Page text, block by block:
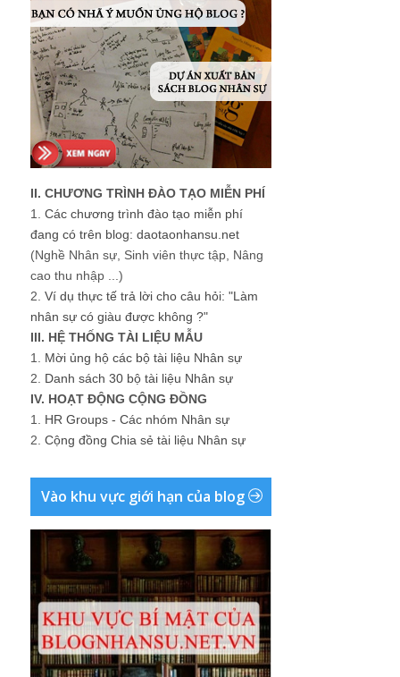
II. CHƯƠNG TRÌNH ĐÀO TẠO MIỄN PHÍ
1. Các chương trình đào tạo miễn phí
đang có trên blog: daotaonhansu.net
(Nghề Nhân sự, Sinh viên thực tập, Nâng
cao thu nhập ...)
2. Ví dụ thực tế trả lời cho câu hỏi: "Làm
nhân sự có giàu được không ?"
III. HỆ THỐNG TÀI LIỆU MẪU
1. Mời ủng hộ các bộ tài liệu Nhân sự
2. Danh sách 30 bộ tài liệu Nhân sự
IV. HOẠT ĐỘNG CỘNG ĐỒNG
1. HR Groups - Các nhóm Nhân sự
2. Cộng đồng Chia sẻ tài liệu Nhân sự
Vào khu vực giới hạn của blog